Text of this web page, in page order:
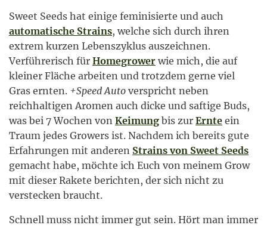
Sweet Seeds hat einige feminisierte und auch
automatische Strains, welche sich durch ihren
extrem kurzen Lebenszyklus auszeichnen.
Verführerisch für Homegrower wie mich, die auf
kleiner Fläche arbeiten und trotzdem gerne viel
Gras ernten. +Speed Auto verspricht neben
reichhaltigen Aromen auch dicke und saftige Buds,
was bei 7 Wochen von Keimung bis zur Ernte ein
Traum jedes Growers ist. Nachdem ich bereits gute
Erfahrungen mit anderen Strains von Sweet Seeds
gemacht habe, möchte ich Euch von meinem Grow
mit dieser Rakete berichten, der sich nicht zu
verstecken braucht.
Schnell muss nicht immer gut sein. Hört man immer